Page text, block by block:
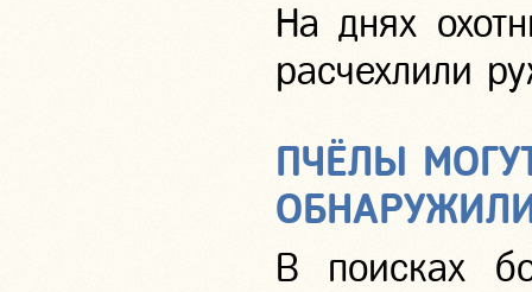
На днях
расчехлили
ПЧЁЛЫ
В поисках